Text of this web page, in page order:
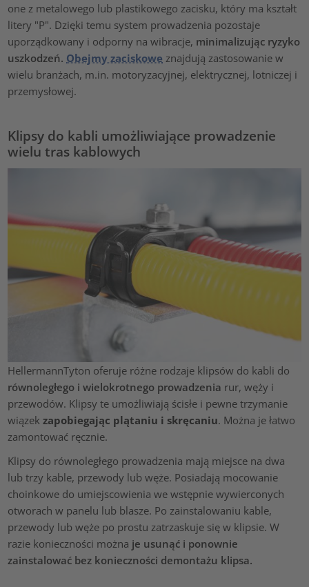
one z metalowego lub plastikowego zacisku, który ma kształt
litery "P". Dzięki temu system prowadzenia pozostaje
uporządkowany i odporny na wibracje, minimalizując ryzyko
uszkodzeń. Obejmy zaciskowe znajdują zastosowanie w
wielu branżach, m.in. motoryzacyjnej, elektrycznej, lotniczej i
przemysłowej.
Klipsy do kabli umożliwiające prowadzenie
wielu tras kablowych
HellermannTyton oferuje różne rodzaje klipsów do kabli do
równoległego i wielokrotnego prowadzenia rur, węży i
przewodów. Klipsy te umożliwiają ścisłe i pewne trzymanie
wiązekzapobiegając plątaniu i skręcaniu. Można je łatwo
zamontować ręcznie.
Klipsy do równoległego prowadzenia mają miejsce na dwa
lub trzy kable, przewody lub węże. Posiadają mocowanie
choinkowe do umiejscowienia we wstępnie wywierconych
otworach w panelu lub blasze. Po zainstalowaniu kable,
przewody lub węże po prostu zatrzaskuje się w klipsie. W
razie konieczności można je usunąć i ponownie
zainstalować bez konieczności demontażu klipsa.